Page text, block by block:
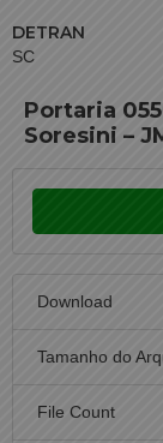
DETRAN
SC
Portaria
Soresini –
Download
Tamanho do
File Count